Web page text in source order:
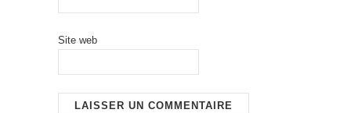
Site web